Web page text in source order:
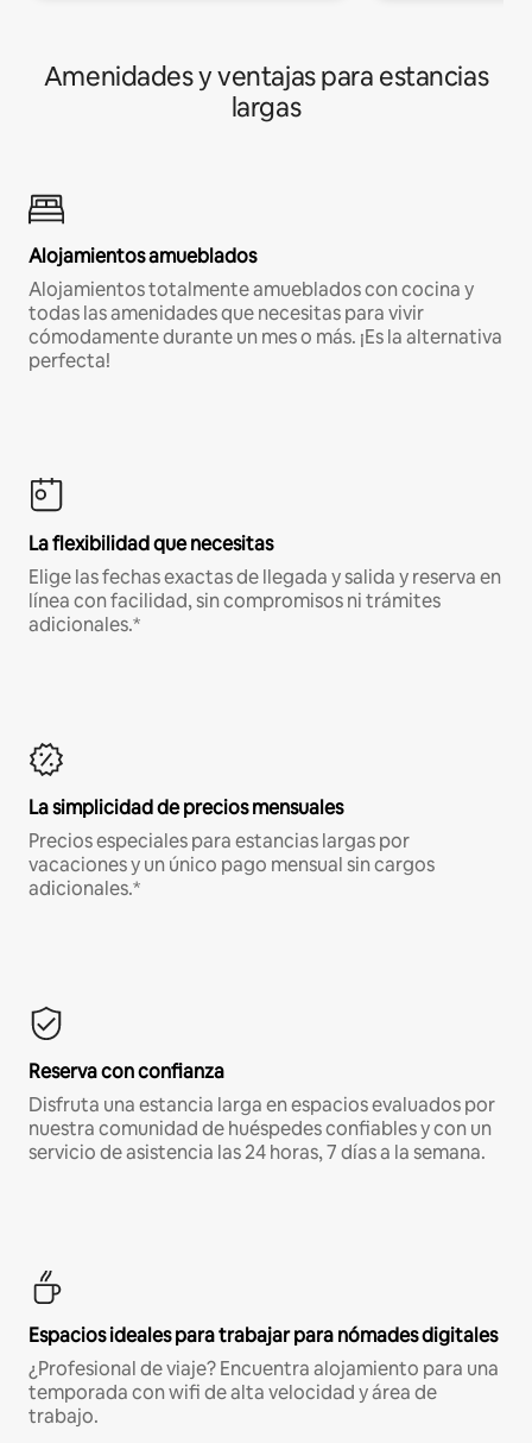
Amenidades y ventajas para estancias
largas
Alojamientos amueblados
Alojamientos totalmente amueblados con cocina y
todas las amenidades que necesitas para vivir
cómodamente durante un mes o más. ¡Es la alternativa
perfecta!
La flexibilidad que necesitas
Elige las fechas exactas de llegada y salida y reserva en
línea con facilidad, sin compromisos ni trámites
adicionales.*
La simplicidad de precios mensuales
Precios especiales para estancias largas por
vacaciones y un único pago mensual sin cargos
adicionales.*
Reserva con confianza
Disfruta una estancia larga en espacios evaluados por
nuestra comunidad de huéspedes confiables y con un
servicio de asistencia las 24 horas, 7 días a la semana.
Espacios ideales para trabajar para nómades digitales
¿Profesional de viaje? Encuentra alojamiento para una
temporada con wifi de alta velocidad y área de
trabajo.